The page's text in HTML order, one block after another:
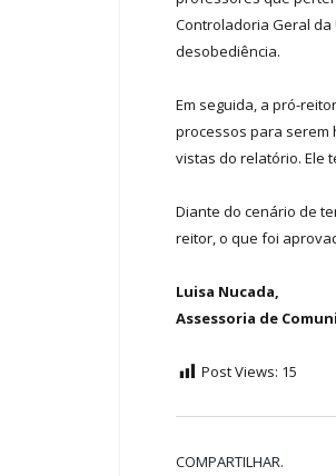
Controladoria Geral da
desobediência.
Em seguida, a pró-
processos para serem
vistas do relatório. Ele
Diante do cenário de
reitor, o que foi
Luisa Nucada,
Assessoria de
Post Views: 15
COMPARTILHAR.